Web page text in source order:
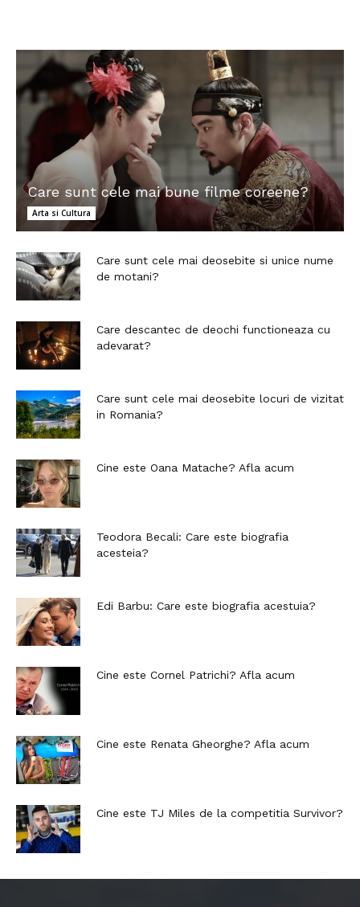
Care sunt cele mai bune filme coreene?
Arta si Cultura
Care sunt cele mai deosebite si unice nume
de motani?
Care descantec de deochi functioneaza cu
adevarat?
Care sunt cele mai deosebite locuri de vizitat
in Romania?
Cine este Oana Matache? Afla acum
Teodora Becali: Care este biografia
acesteia?
Edi Barbu: Care este biografia acestuia?
Cine este Cornel Patrichi? Afla acum
Cine este Renata Gheorghe? Afla acum
Cine este TJ Miles de la competitia Survivor?